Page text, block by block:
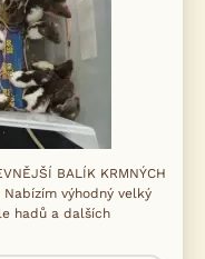
BALÍK KRMNÝCH
Nabízím výhodný velký
hadů a dalších